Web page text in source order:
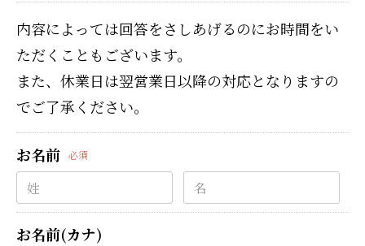
内容によっては回答をさしあげるのにお時間をい
ただくこともございます。
また、休業日は翌営業日以降の対応となりますの
でご了承ください。
お名前 必須
お名前(カナ)